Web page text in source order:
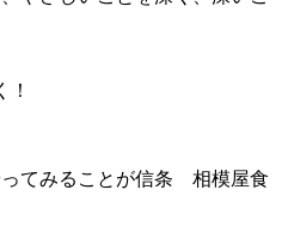
！
ってみることが信条 相模屋食